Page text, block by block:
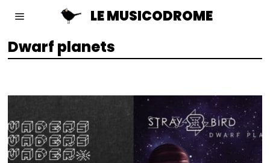
LE MUSICODROME
Dwarf planets